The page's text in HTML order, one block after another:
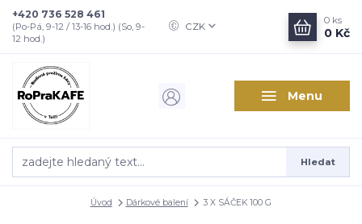
Menu
CZK
Hledat
+420 736 528 461
(Po-Pá, 9-12 / 13-16 hod.) (So, 9-
12 hod.)
0 ks
0 Kč
Úvod Dárkové balení 3 X SÁČEK 100 G